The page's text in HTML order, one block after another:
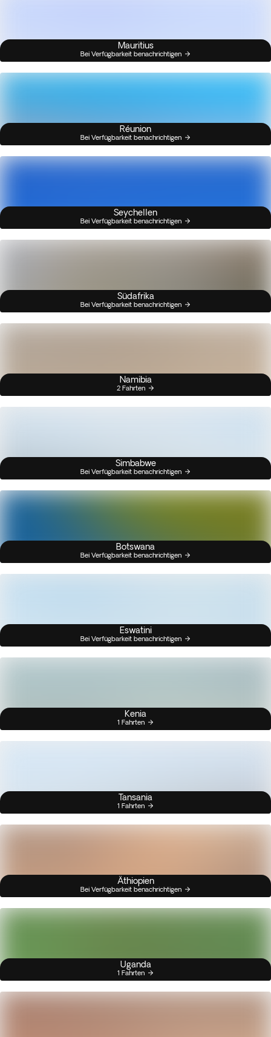
Mauritius
Bei Verfügbarkeit benachrichtigen
Réunion
Bei Verfügbarkeit benachrichtigen
Seychellen
Bei Verfügbarkeit benachrichtigen
Südafrika
Bei Verfügbarkeit benachrichtigen
Namibia
2 Fahrten
Simbabwe
Bei Verfügbarkeit benachrichtigen
Botswana
Bei Verfügbarkeit benachrichtigen
Eswatini
Bei Verfügbarkeit benachrichtigen
Kenia
1 Fahrten
Tansania
1 Fahrten
Äthiopien
Bei Verfügbarkeit benachrichtigen
Uganda
1 Fahrten